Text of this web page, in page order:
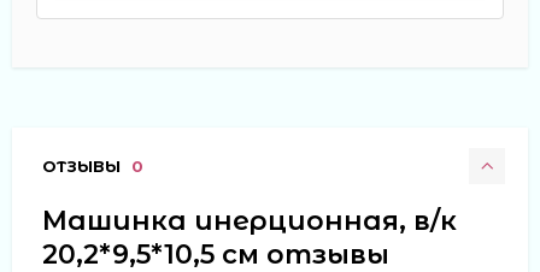
ОТЗЫВЫ 0
Машинка инерционная, в/к
20,2*9,5*10,5 см отзывы